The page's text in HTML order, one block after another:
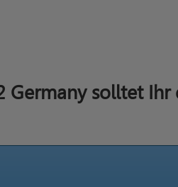
Germany solltet Ihr